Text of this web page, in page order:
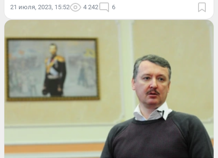
21 июля, 2023, 15:52 4 242 6